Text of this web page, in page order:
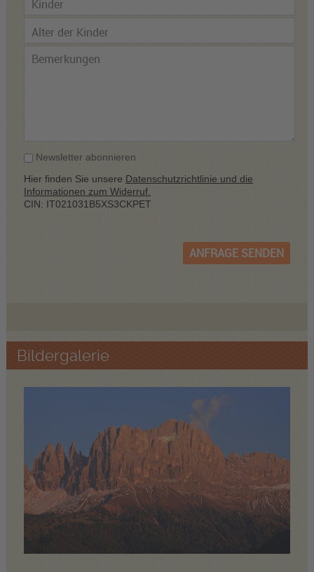
Newsletter abonnieren
Hier finden Sie unsere Datenschutzrichtlinie und die
Informationen zum Widerruf.
CIN: IT021031B5XS3CKPET
ANFRAGE SENDEN
Bildergalerie